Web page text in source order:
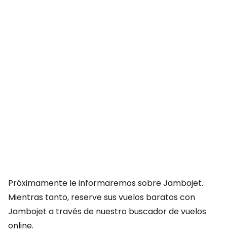
Próximamente le informaremos sobre Jambojet.
Mientras tanto, reserve sus vuelos baratos con
Jambojet a través de nuestro buscador de vuelos
online.